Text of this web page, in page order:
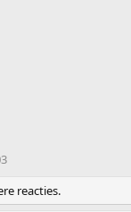
reacties.